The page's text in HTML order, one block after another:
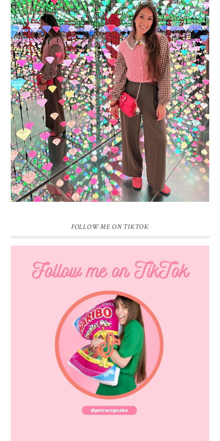
16 JAAR SPRINKLES ON A CUPCAKE
Vandaag is het weer zo’n moment waarop ik even bewust op de
pauzeknop duw, want Sprinkles on a Cupcake bestaat 16 jaar. Zestien.
Dat blijft ...
FOLLOW ME ON TIKTOK